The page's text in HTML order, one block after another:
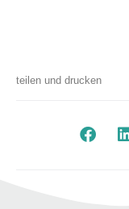
teilen und drucken